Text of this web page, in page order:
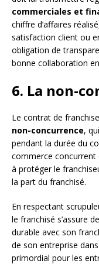
commerciales et
chiffre d’affaires
satisfaction client ou
obligation de
bonne collaboration
6. La non-
Le contrat de
non-concurrence,
pendant la durée du
commerce concurrent
à protéger le
la part du franchisé.
En respectant
le franchisé s’assure
durable avec son
de son entreprise
primordial pour les